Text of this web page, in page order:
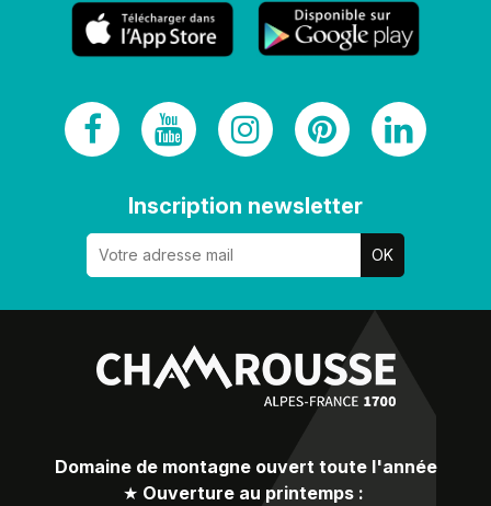
Inscription newsletter
Domaine de montagne ouvert toute l'année
★ Ouverture au printemps :